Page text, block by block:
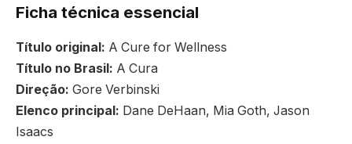
Ficha técnica essencial
Título original: A Cure for Wellness
Título no Brasil: A Cura
Direção: Gore Verbinski
Elenco principal: Dane DeHaan, Mia Goth, Jason
Isaacs